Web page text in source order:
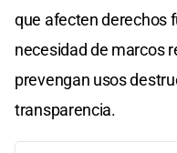
que afecten derechos
necesidad de marcos
prevengan usos
transparencia.